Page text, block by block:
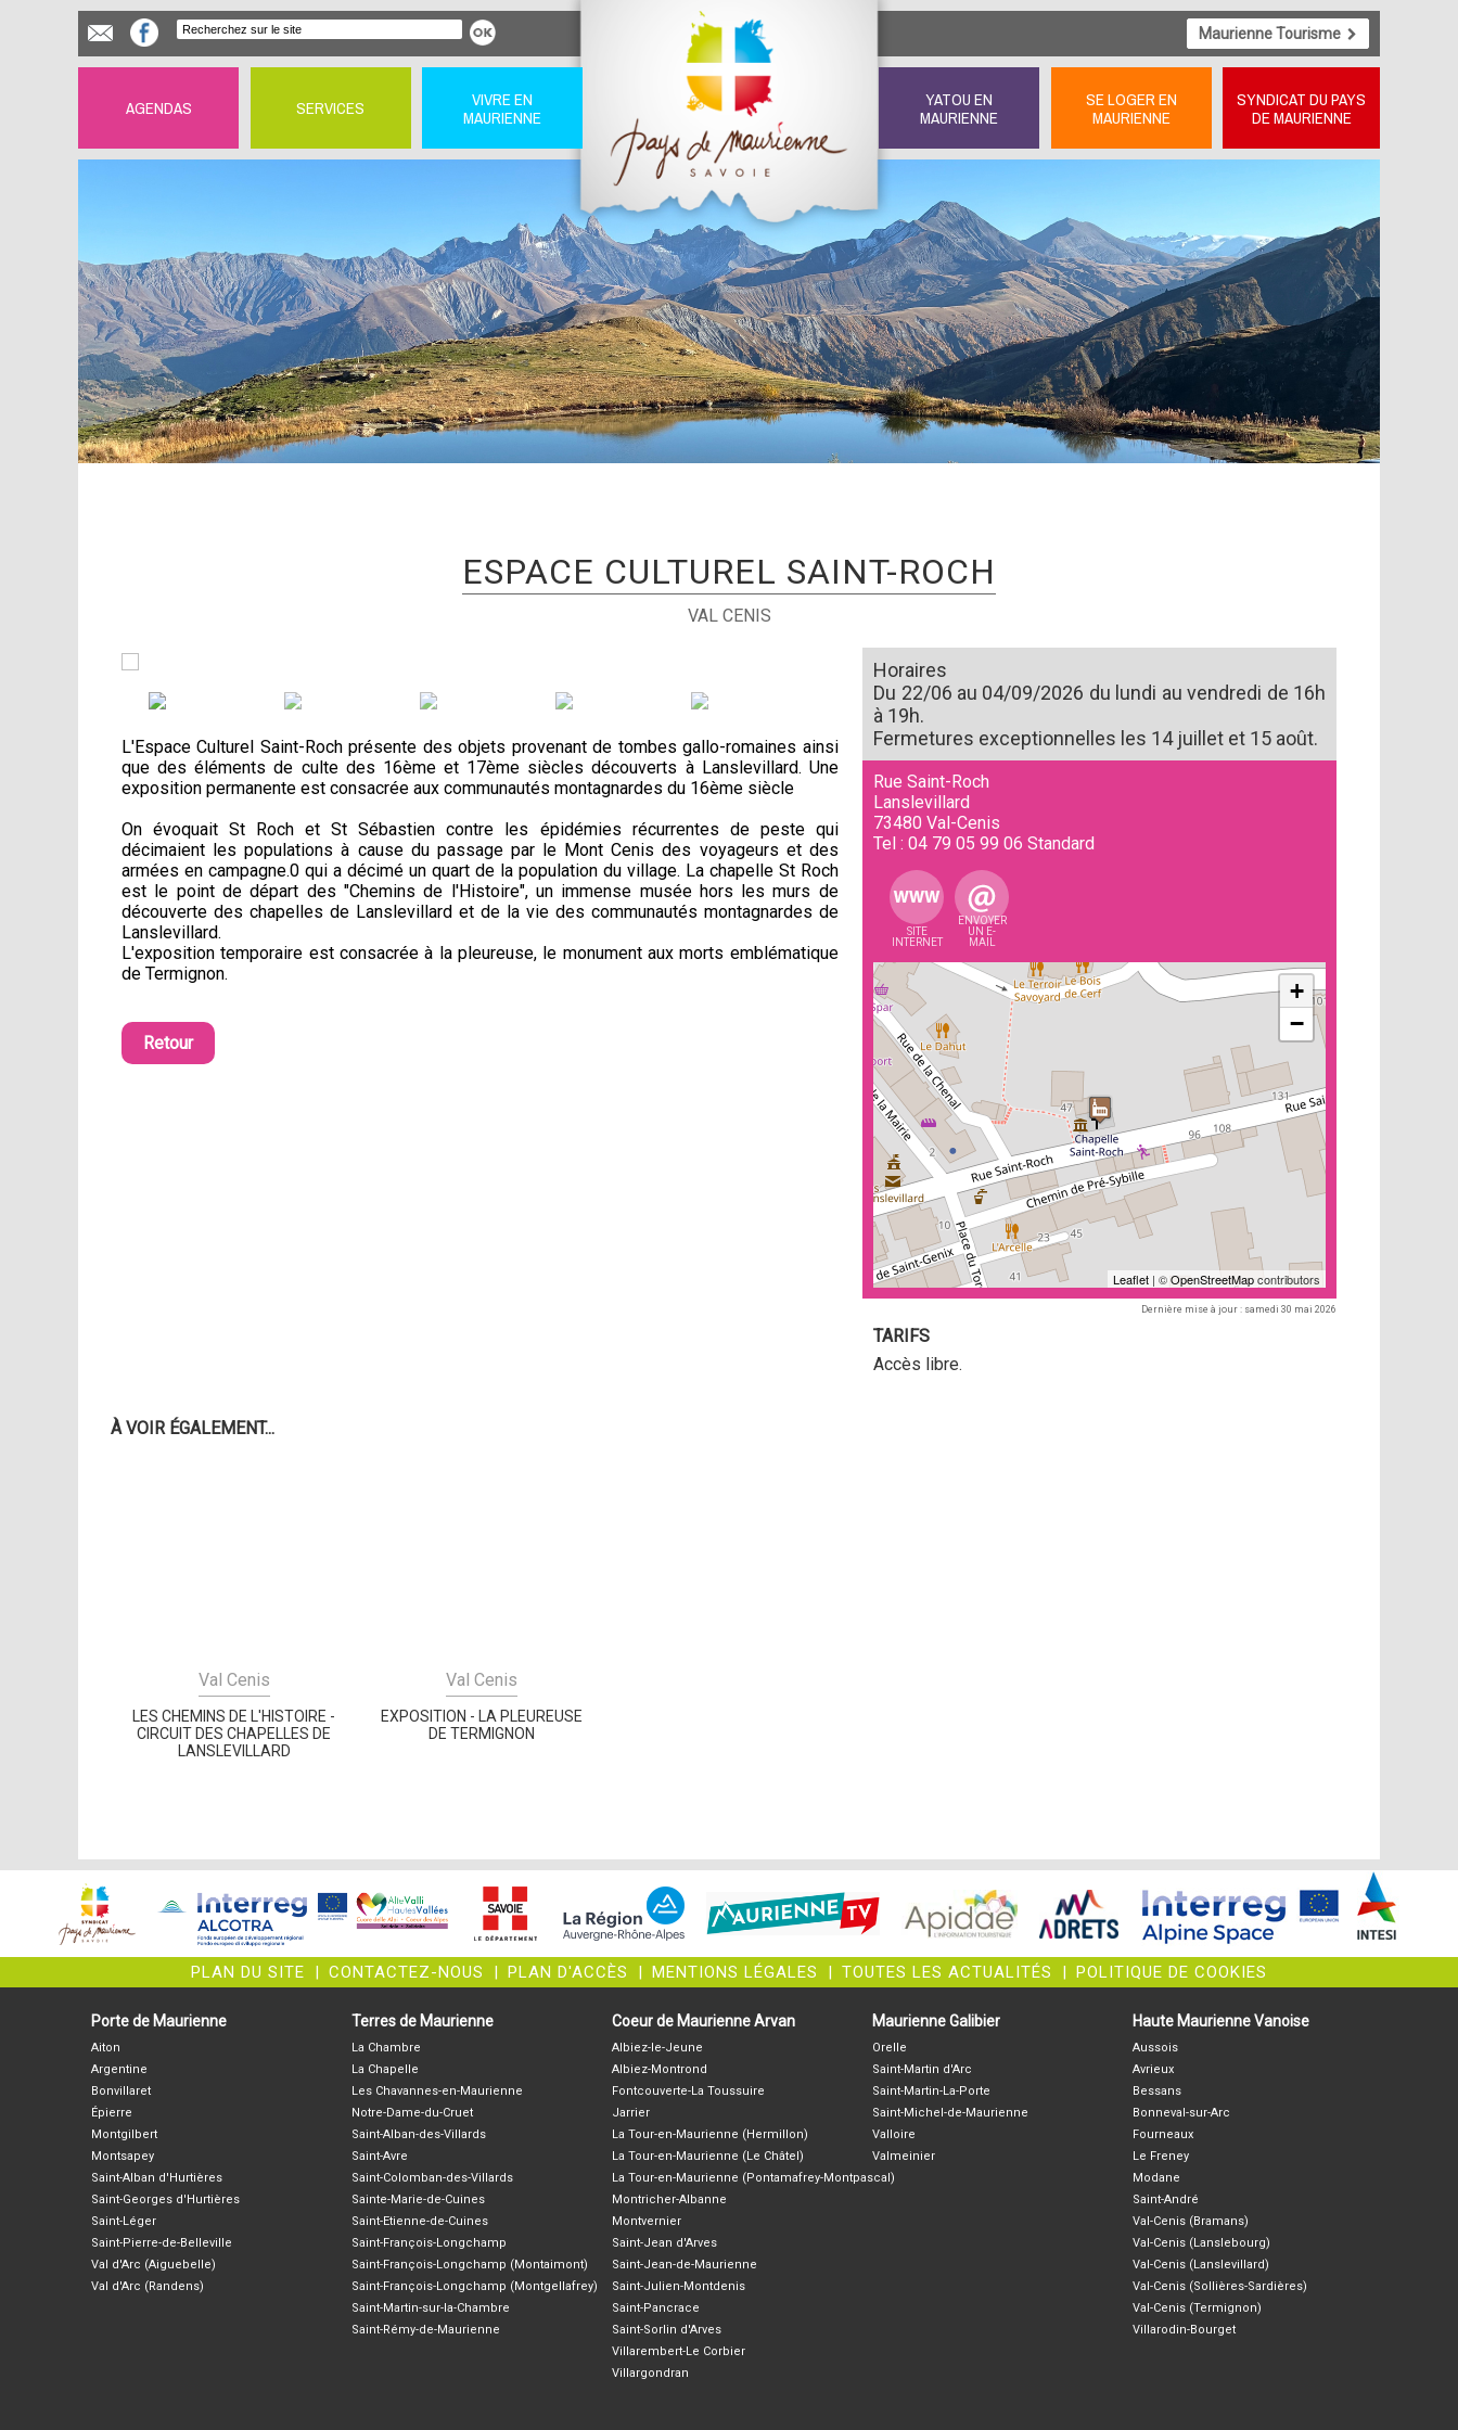
Maurienne Tourisme
AGENDAS SERVICES
VIVRE EN
MAURIENNE
YATOU EN
MAURIENNE
SE LOGER EN
MAURIENNE
SYNDICAT DU PAYS
DE MAURIENNE
ESPACE CULTUREL SAINT-ROCH
VAL CENIS
L'Espace Culturel Saint-Roch présente des objets provenant de tombes gallo-romaines ainsi
que des éléments de culte des 16ème et 17ème siècles découverts à Lanslevillard. Une
exposition permanente est consacrée aux communautés montagnardes du 16ème siècle
On évoquait St Roch et St Sébastien contre les épidémies récurrentes de peste qui
décimaient les populations à cause du passage par le Mont Cenis des voyageurs et des
armées en campagne.0 qui a décimé un quart de la population du village. La chapelle St Roch
est le point de départ des "Chemins de l'Histoire", un immense musée hors les murs de
découverte des chapelles de Lanslevillard et de la vie des communautés montagnardes de
Lanslevillard.
L'exposition temporaire est consacrée à la pleureuse, le monument aux morts emblématique
de Termignon.
Retour
Horaires
Du 22/06 au 04/09/2026 du lundi au vendredi de 16h
à 19h.
Fermetures exceptionnelles les 14 juillet et 15 août.
Rue Saint-Roch
Lanslevillard
73480 Val-Cenis
Tel : 04 79 05 99 06Standard
SITE
INTERNET
ENVOYER
UN E-
MAIL
+
−
Leaflet| ©OpenStreetMapcontributors
Dernière mise à jour : samedi 30 mai 2026
TARIFS
Accès libre.
À VOIR ÉGALEMENT...
Val Cenis
LES CHEMINS DE L'HISTOIRE -
CIRCUIT DES CHAPELLES DE
LANSLEVILLARD
Val Cenis
EXPOSITION - LA PLEUREUSE
DE TERMIGNON
PLAN DU SITE CONTACTEZ-NOUS PLAN D'ACCÈS MENTIONS LÉGALES TOUTES LES ACTUALITÉS POLITIQUE DE COOKIES
Porte de Maurienne
Aiton
Argentine
Bonvillaret
Épierre
Montgilbert
Montsapey
Saint-Alban d'Hurtières
Saint-Georges d'Hurtières
Saint-Léger
Saint-Pierre-de-Belleville
Val d'Arc (Aiguebelle)
Val d'Arc (Randens)
Terres de Maurienne
La Chambre
La Chapelle
Les Chavannes-en-Maurienne
Notre-Dame-du-Cruet
Saint-Alban-des-Villards
Saint-Avre
Saint-Colomban-des-Villards
Sainte-Marie-de-Cuines
Saint-Etienne-de-Cuines
Saint-François-Longchamp
Saint-François-Longchamp (Montaimont)
Saint-François-Longchamp (Montgellafrey)
Saint-Martin-sur-la-Chambre
Saint-Rémy-de-Maurienne
Coeur de Maurienne Arvan
Albiez-le-Jeune
Albiez-Montrond
Fontcouverte-La Toussuire
Jarrier
La Tour-en-Maurienne (Hermillon)
La Tour-en-Maurienne (Le Châtel)
La Tour-en-Maurienne (Pontamafrey-Montpascal)
Montricher-Albanne
Montvernier
Saint-Jean d'Arves
Saint-Jean-de-Maurienne
Saint-Julien-Montdenis
Saint-Pancrace
Saint-Sorlin d'Arves
Villarembert-Le Corbier
Villargondran
Maurienne Galibier
Orelle
Saint-Martin d'Arc
Saint-Martin-La-Porte
Saint-Michel-de-Maurienne
Valloire
Valmeinier
Haute Maurienne Vanoise
Aussois
Avrieux
Bessans
Bonneval-sur-Arc
Fourneaux
Le Freney
Modane
Saint-André
Val-Cenis (Bramans)
Val-Cenis (Lanslebourg)
Val-Cenis (Lanslevillard)
Val-Cenis (Sollières-Sardières)
Val-Cenis (Termignon)
Villarodin-Bourget